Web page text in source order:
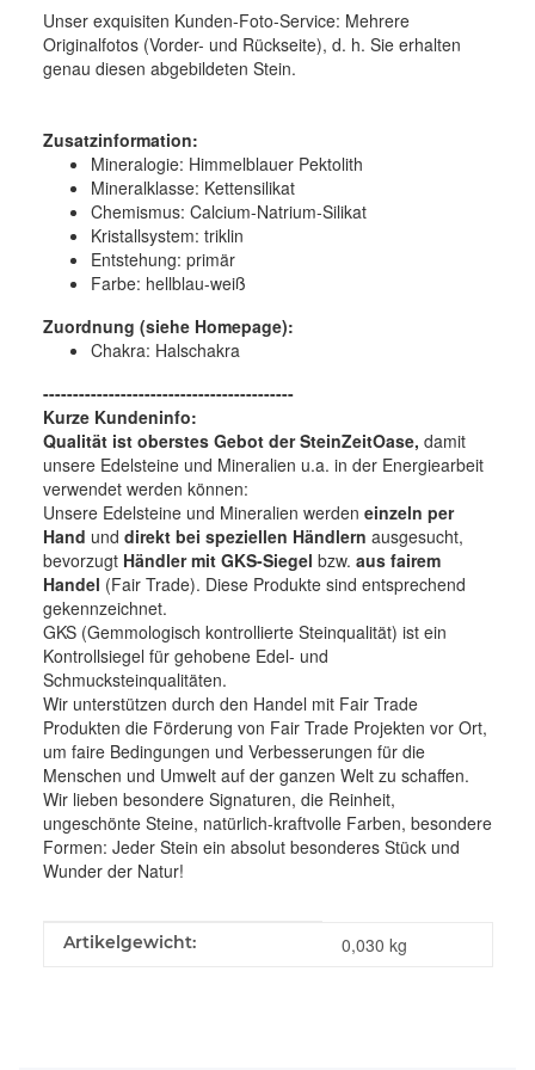
Unser exquisiten Kunden-Foto-Service: Mehrere
Originalfotos (Vorder- und Rückseite), d. h. Sie erhalten
genau diesen abgebildeten Stein.
Zusatzinformation:
Mineralogie: Himmelblauer Pektolith
Mineralklasse: Kettensilikat
Chemismus: Calcium-Natrium-Silikat
Kristallsystem: triklin
Entstehung: primär
Farbe: hellblau-weiß
Zuordnung (siehe Homepage):
Chakra: Halschakra
------------------------------------------
Kurze Kundeninfo:
Qualität ist oberstes Gebot der SteinZeitOase, damit
unsere Edelsteine und Mineralien u.a. in der Energiearbeit
verwendet werden können:
Unsere Edelsteine und Mineralien werden einzeln per
Hand und direkt bei speziellen Händlern ausgesucht,
bevorzugt Händler mit GKS-Siegel bzw. aus fairem
Handel (Fair Trade). Diese Produkte sind entsprechend
gekennzeichnet.
GKS (Gemmologisch kontrollierte Steinqualität) ist ein
Kontrollsiegel für gehobene Edel- und
Schmucksteinqualitäten.
Wir unterstützen durch den Handel mit Fair Trade
Produkten die Förderung von Fair Trade Projekten vor Ort,
um faire Bedingungen und Verbesserungen für die
Menschen und Umwelt auf der ganzen Welt zu schaffen.
Wir lieben besondere Signaturen, die Reinheit,
ungeschönte Steine, natürlich-kraftvolle Farben, besondere
Formen: Jeder Stein ein absolut besonderes Stück und
Wunder der Natur!
Produkteigenschaft
Wert
Artikelgewicht: 0,030 kg